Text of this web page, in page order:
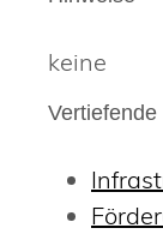
keine